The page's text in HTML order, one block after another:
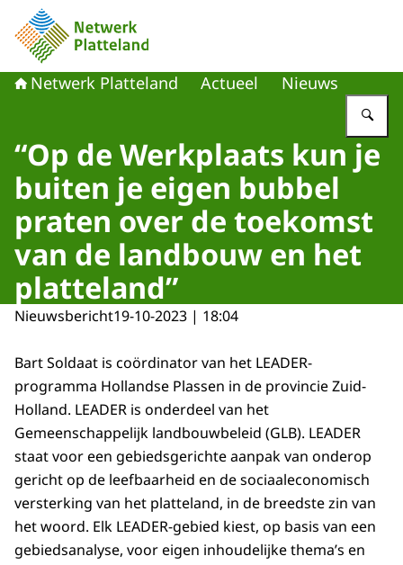
Naar de homepage van Netwerk Platteland
Netwerk Platteland Actueel Nieuws
“Op de Werkplaats kun je
buiten je eigen bubbel
praten over de toekomst
van de landbouw en het
platteland”
Nieuwsbericht19-10-2023 | 18:04
Bart Soldaat is coördinator van het LEADER-
programma Hollandse Plassen in de provincie Zuid-
Holland. LEADER is onderdeel van het
Gemeenschappelijk landbouwbeleid (GLB). LEADER
staat voor een gebiedsgerichte aanpak van onderop
gericht op de leefbaarheid en de sociaaleconomisch
versterking van het platteland, in de breedste zin van
het woord. Elk LEADER-gebied kiest, op basis van een
gebiedsanalyse, voor eigen inhoudelijke thema’s en